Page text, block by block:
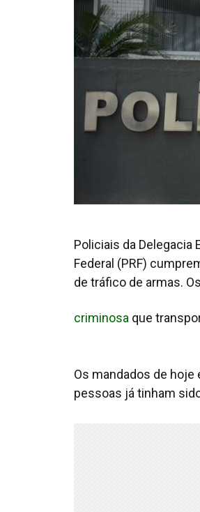
Policiais da Delegacia
Federal (PRF)
de tráfico de armas.
criminosa que
Os mandados de hoje
pessoas já tinham